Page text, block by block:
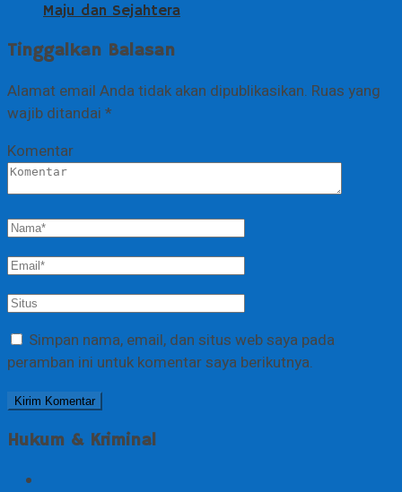
Maju dan Sejahtera
Tinggalkan Balasan
Alamat email Anda tidak akan dipublikasikan. Ruas yang
wajib ditandai *
Komentar
Simpan nama, email, dan situs web saya pada
peramban ini untuk komentar saya berikutnya.
Hukum & Kriminal